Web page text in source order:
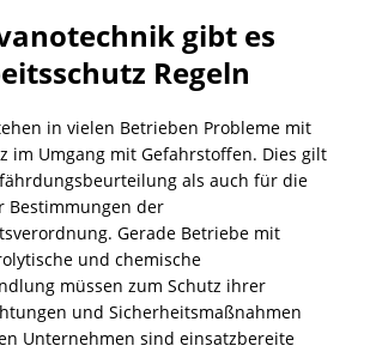
gibt es
Regeln
in vielen Betrieben Probleme mit
im Umgang mit Gefahrstoffen. Dies gilt
als auch für die
Bestimmungen der
Gerade Betriebe mit
und chemische
müssen zum Schutz ihrer
und Sicherheitsmaßnahmen
Unternehmen sind einsatzbereite